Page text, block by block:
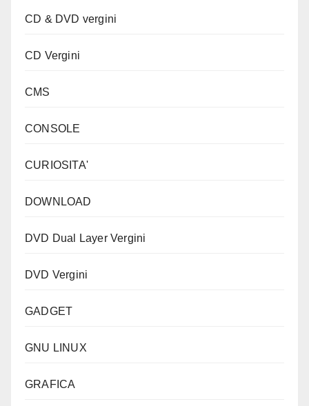
CD & DVD vergini
CD Vergini
CMS
CONSOLE
CURIOSITA'
DOWNLOAD
DVD Dual Layer Vergini
DVD Vergini
GADGET
GNU LINUX
GRAFICA